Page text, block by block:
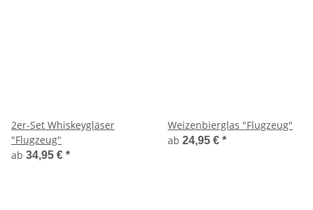
2er-Set Whiskeygläser
"Flugzeug"
ab 34,95 € *
Weizenbierglas "Flugzeug"
ab 24,95 € *